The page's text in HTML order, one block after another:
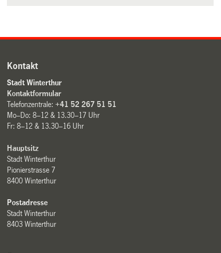
Kontakt
Stadt Winterthur
Kontaktformular
Telefonzentrale:+41 52 267 51 51
Mo–Do: 8–12 & 13.30–17 Uhr
Fr: 8–12 & 13.30–16 Uhr
Hauptsitz
Stadt Winterthur
Pionierstrasse 7
8400 Winterthur
Postadresse
Stadt Winterthur
8403 Winterthur